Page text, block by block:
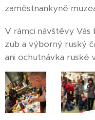
zaměstnankyně
V rámci návštěvy
zub a výborný ruský
ani ochutnávka ruské